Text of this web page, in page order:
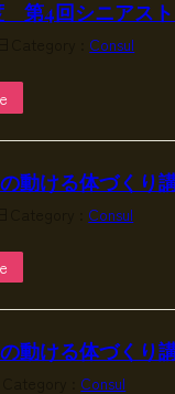
第4回シニアス
Consul
動ける体づくり
Consul
動ける体づくり
Consul